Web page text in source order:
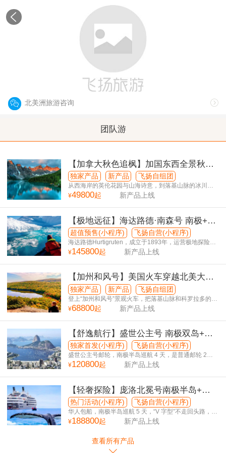
北美洲旅游咨询
团队游
【加拿大秋色追枫】加国东西全景秋日
限定14日游（温进多出）
独家产品 新产品 飞扬自组团
从西海岸的英伦花园与山海诗意，到落基山脉的冰川湖
泊与峡谷奇观，再到东部的都会风华与红叶秘境
¥49800起 新产品上线
【极地远征】海达路德·南森号 南极+南
美5国32日游
超值预售(小程序) 飞扬自营(小程序)
海达路德Hurtigruten，成立于1893年，运营极地探险邮
轮132年，零重大事故！
¥145800起 新产品上线
【加州和风号】美国火车穿越北美大陆
逐秋寻梦25日游
独家产品 新产品 飞扬自组团
登上“加州和风号”景观火车，把落基山脉和科罗拉多的红
岩，一帧一帧送到您的眼前
¥68800起 新产品上线
【舒逸航行】盛世公主号 南极双岛+南
美5国38日游
独家首发(小程序) 飞扬自营(小程序)
盛世公主号邮轮，南极半岛巡航 4 天，是普通邮轮 2
倍！
¥120800起 新产品上线
【轻奢探险】庞洛北冕号南极半岛+南
美5国34日游
热门活动(小程序) 飞扬自营(小程序)
华人包船，南极半岛巡航 5 天，“V 字型”不走回头路，巴
西升级圣保罗市区观光！
¥188800起 新产品上线
查看所有产品